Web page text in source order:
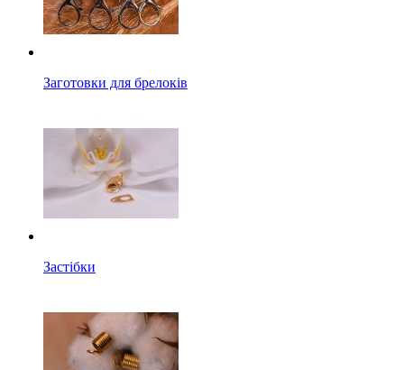
Заготовки для брелоків
Застібки